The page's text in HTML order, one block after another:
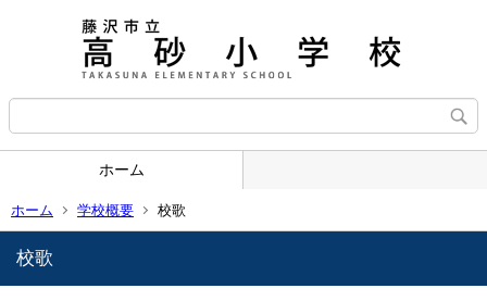
ホーム
ホーム 学校概要 校歌
校歌